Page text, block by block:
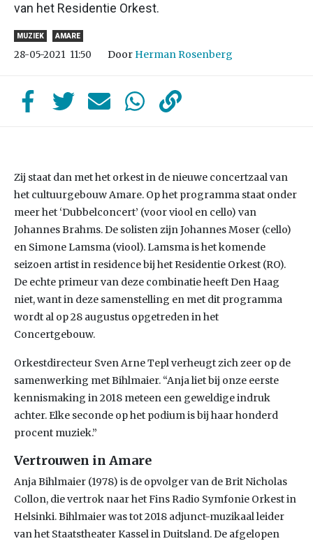
van het Residentie Orkest.
MUZIEK AMARE
28-05-2021 11:50 Door Herman Rosenberg
Zij staat dan met het orkest in de nieuwe concertzaal van
het cultuurgebouw Amare. Op het programma staat onder
meer het ‘Dubbelconcert’ (voor viool en cello) van
Johannes Brahms. De solisten zijn Johannes Moser (cello)
en Simone Lamsma (viool). Lamsma is het komende
seizoen artist in residence bij het Residentie Orkest (RO).
De echte primeur van deze combinatie heeft Den Haag
niet, want in deze samenstelling en met dit programma
wordt al op 28 augustus opgetreden in het
Concertgebouw.
Orkestdirecteur Sven Arne Tepl verheugt zich zeer op de
samenwerking met Bihlmaier. “Anja liet bij onze eerste
kennismaking in 2018 meteen een geweldige indruk
achter. Elke seconde op het podium is bij haar honderd
procent muziek.”
Vertrouwen in Amare
Anja Bihlmaier (1978) is de opvolger van de Brit Nicholas
Collon, die vertrok naar het Fins Radio Symfonie Orkest in
Helsinki. Bihlmaier was tot 2018 adjunct-muzikaal leider
van het Staatstheater Kassel in Duitsland. De afgelopen